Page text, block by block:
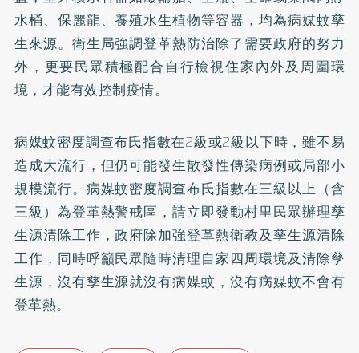
水桶、保麗龍、養殖水生植物等容器，均為病媒蚊孳
生來源。衛生局強調登革熱防治除了需要政府的努力
外，更要民眾積極配合自行檢視住家內外及周圍環
境，才能有效控制疫情。
病媒蚊密度調查布氏指數在2級或2級以下時，雖不易
造成大流行，但仍可能發生散發性傳染病例或局部小
規模流行。病媒蚊密度調查布氏指數在三級以上（含
三級）為登革熱警戒區，請立即發動村里民眾辦理孳
生源清除工作，政府除加強登革熱衛教及孳生源清除
工作，同時呼籲民眾隨時清理自家四周環境及清除孳
生源，沒有孳生源就沒有病媒蚊，沒有病媒蚊不會有
登革熱。